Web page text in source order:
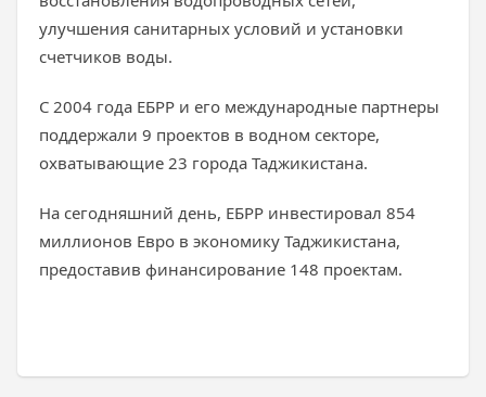
улучшения санитарных условий и установки
счетчиков воды.
С 2004 года ЕБРР и его международные партнеры
поддержали 9 проектов в водном секторе,
охватывающие 23 города Таджикистана.
На сегодняшний день, ЕБРР инвестировал 854
миллионов Евро в экономику Таджикистана,
предоставив финансирование 148 проектам.